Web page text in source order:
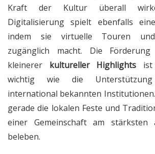
Kraft der Kultur überall
Digitalisierung spielt ebenfalls
indem sie virtuelle Touren und
zugänglich macht. Die
kleinerer kultureller Highlights ist
wichtig wie die
international bekannten
gerade die lokalen Feste und
einer Gemeinschaft am stärksten
beleben.